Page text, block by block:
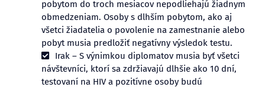
pobytom do troch mesiacov nepodliehajú žiadnym
obmedzeniam. Osoby s dlhším pobytom, ako aj
všetci žiadatelia o povolenie na zamestnanie alebo
pobyt musia predložiť negatívny výsledok testu.
Irak – S výnimkou diplomatov musia byť všetci
návštevníci, ktorí sa zdržiavajú dlhšie ako 10 dní,
testovaní na HIV a pozitívne osoby budú